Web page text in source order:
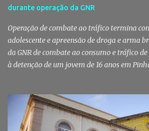
capacidade de transformar uma ideia
mobiliza milhares de pessoas. Todos os
durante operação da GNR
Operação de combate ao tráfico termina
adolescente e apreensão de droga e arma
da GNR de combate ao consumo e tráfico
à detenção de um jovem de 16 anos em
das autoridades sobre este tipo de
Setúbal. Droga, arma branca e dinheiro
jovem de 16 anos foi detido na segunda-